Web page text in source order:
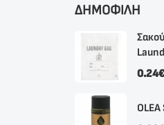
ΔΗΜΟΦΙΛΗ
0.24